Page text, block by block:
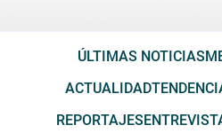
ÚLTIMAS NOTICIAS
ACTUALIDAD
REPORTAJES